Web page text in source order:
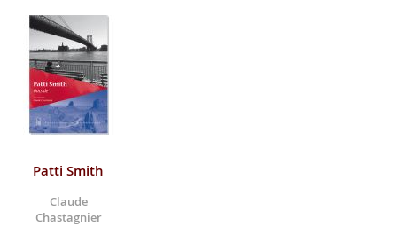
Patti Smith
Claude
Chastagnier